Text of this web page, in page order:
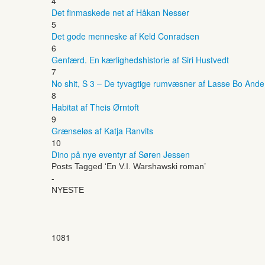
Det finmaskede net af Håkan Nesser
5
Det gode menneske af Keld Conradsen
6
Genfærd. En kærlighedshistorie af Siri Hustvedt
7
No shit, S 3 – De tyvagtige rumvæsner af Lasse Bo
8
Habitat af Theis Ørntoft
9
Grænseløs af Katja Ranvits
10
Dino på nye eventyr af Søren Jessen
Posts Tagged ‘En V.I. Warshawski roman’
-
NYESTE
1081